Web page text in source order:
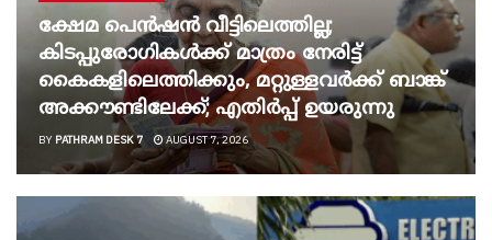
ക്ഷേമ പെൻഷൻ വീട്ടിലെത്തില്ല;
കിടപ്പുരോഗികൾക്ക് മാത്രം നേരിട്ട്
കൈകളിലെത്തിക്കും, മറ്റുള്ളവർക്ക് ബാങ്ക്
അക്കൗണ്ടിലേക്ക്; എതിർപ്പ് ഉയരുന്നു
BY PATHRAM DESK 7 AUGUST 7, 2026